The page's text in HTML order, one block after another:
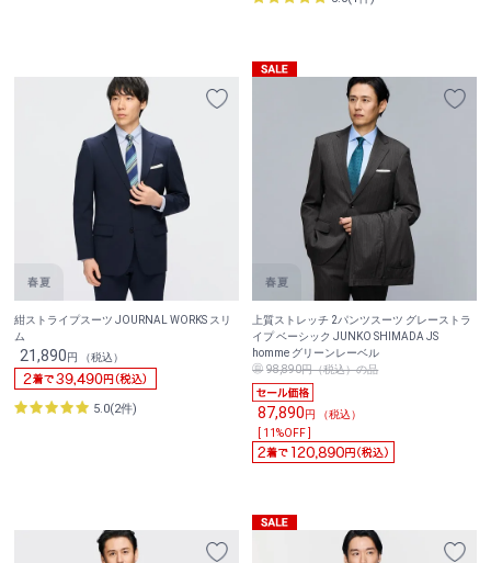
紺ストライプスーツ JOURNAL WORKS スリ
ム
21,890円 （税込）
5.0(2件)
上質ストレッチ 2パンツスーツ グレーストラ
イプ ベーシック JUNKO SHIMADA JS
homme グリーンレーベル
98,890円（税込）の品
87,890円 （税込）
[ 11%OFF ]